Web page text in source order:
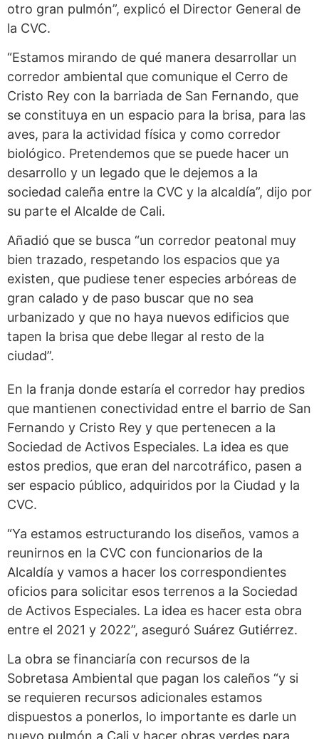
otro gran pulmón”, explicó el Director General de
la CVC.
“Estamos mirando de qué manera desarrollar un
corredor ambiental que comunique el Cerro de
Cristo Rey con la barriada de San Fernando, que
se constituya en un espacio para la brisa, para las
aves, para la actividad física y como corredor
biológico. Pretendemos que se puede hacer un
desarrollo y un legado que le dejemos a la
sociedad caleña entre la CVC y la alcaldía”, dijo por
su parte el Alcalde de Cali.
Añadió que se busca “un corredor peatonal muy
bien trazado, respetando los espacios que ya
existen, que pudiese tener especies arbóreas de
gran calado y de paso buscar que no sea
urbanizado y que no haya nuevos edificios que
tapen la brisa que debe llegar al resto de la
ciudad”.
En la franja donde estaría el corredor hay predios
que mantienen conectividad entre el barrio de San
Fernando y Cristo Rey y que pertenecen a la
Sociedad de Activos Especiales. La idea es que
estos predios, que eran del narcotráfico, pasen a
ser espacio público, adquiridos por la Ciudad y la
CVC.
“Ya estamos estructurando los diseños, vamos a
reunirnos en la CVC con funcionarios de la
Alcaldía y vamos a hacer los correspondientes
oficios para solicitar esos terrenos a la Sociedad
de Activos Especiales. La idea es hacer esta obra
entre el 2021 y 2022”, aseguró Suárez Gutiérrez.
La obra se financiaría con recursos de la
Sobretasa Ambiental que pagan los caleños “y si
se requieren recursos adicionales estamos
dispuestos a ponerlos, lo importante es darle un
nuevo pulmón a Cali y hacer obras verdes para